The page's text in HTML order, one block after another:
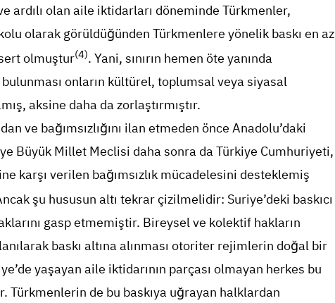
ardılı olan aile iktidarları döneminde Türkmenler,
olarak görüldüğünden Türkmenlere yönelik baskı en az
olmuştur(4). Yani, sınırın hemen öte yanında
onların kültürel, toplumsal veya siyasal
aksine daha da zorlaştırmıştır.
ve bağımsızlığını ilan etmeden önce Anadolu’daki
Büyük Millet Meclisi daha sonra da Türkiye Cumhuriyeti,
karşı verilen bağımsızlık mücadelesini desteklemiş
şu hususun altı tekrar çizilmelidir: Suriye’deki baskıcı
gasp etmemiştir. Bireysel ve kolektif hakların
baskı altına alınması otoriter rejimlerin doğal bir
yaşayan aile iktidarının parçası olmayan herkes bu
Türkmenlerin de bu baskıya uğrayan halklardan